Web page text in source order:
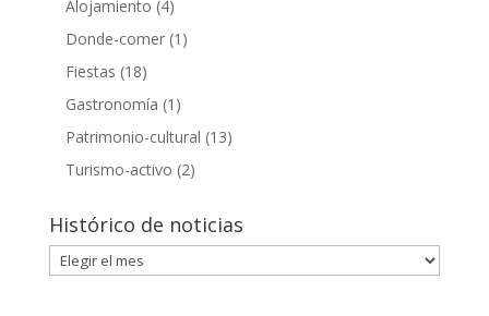
Alojamiento (4)
Donde-comer(1)
Fiestas (18)
Gastronomía (1)
Patrimonio-cultural (13)
Turismo-activo (2)
Histórico de noticias
Histórico
de